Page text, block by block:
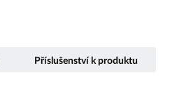
Příslušenství k produktu